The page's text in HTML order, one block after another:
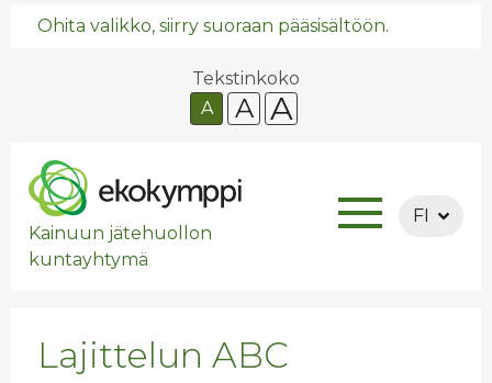
Ohita valikko, siirry suoraan pääsisältöön.
Tekstinkoko
A
A A
Kainuun jätehuollon
kuntayhtymä
FI
Lajittelun ABC